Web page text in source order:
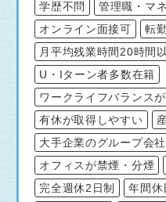
学歴不問
管理職・マ
オンライン面接可
転
月平均残業時間20時間
U・Iターン者多数在籍
ワークライフバランス
有休が取得しやすい
大手企業のグループ会社
オフィスが禁煙・分煙
完全週休2日制
年間休